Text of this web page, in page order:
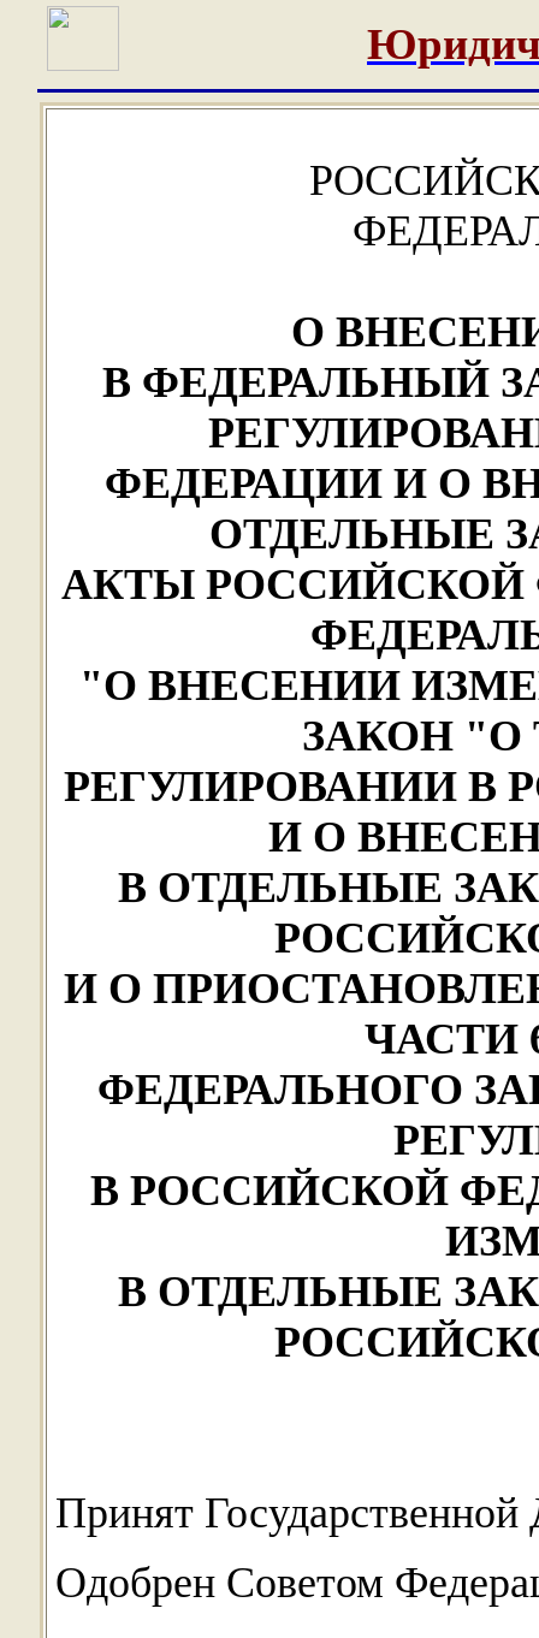
О
В ФЕДЕРАЛЬНЫЙ
ФЕДЕРАЦИИ И О
ОТДЕЛЬНЫЕ
АКТЫ РОССИЙСКОЙ
"О ВНЕСЕНИИ
ЗАКОН
РЕГУЛИРОВАНИИ В
И О
В ОТДЕЛЬНЫЕ
И О
ЧАСТИ
ФЕДЕРАЛЬНОГО
В РОССИЙСКОЙ
В ОТДЕЛЬНЫЕ
Принят
Одобрен Советом